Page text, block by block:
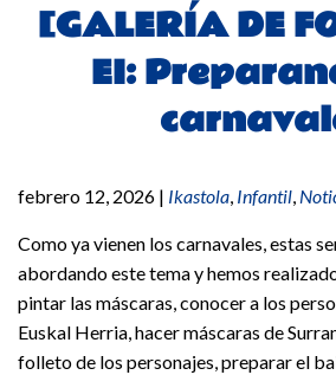
[GALERÍA DE
EI:
febrero 12, 2026 | Ikastola, Infantil,
Como ya vienen los carnavales, estas
abordando este tema y hemos
pintar las máscaras, conocer a los
Euskal Herria, hacer máscaras de
folleto de los personajes, preparar el